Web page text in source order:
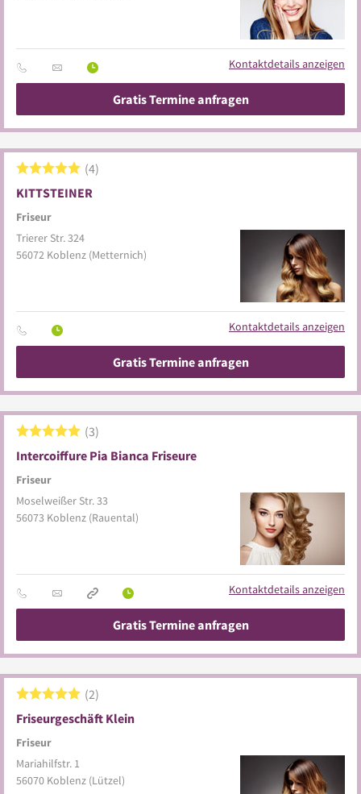
Kontaktdetails anzeigen
Gratis Termine anfragen
KITTSTEINER
Friseur
4
Trierer Str. 324
56072 Koblenz (Metternich)
Kontaktdetails anzeigen
Gratis Termine anfragen
Intercoiffure Pia Bianca Friseure
Friseur
3
Moselweißer Str. 33
56073 Koblenz (Rauental)
Kontaktdetails anzeigen
Gratis Termine anfragen
Friseurgeschäft Klein
Friseur
2
Mariahilfstr. 1
56070 Koblenz (Lützel)